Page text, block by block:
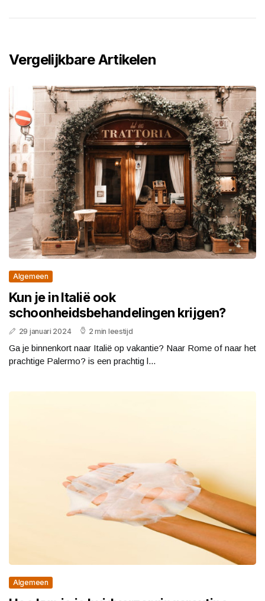
Vergelijkbare Artikelen
Algemeen
Kun je in Italië ook
schoonheidsbehandelingen krijgen?
29 januari 2024 2 min leestijd
Ga je binnenkort naar Italië op vakantie? Naar Rome of naar het
prachtige Palermo? is een prachtig l...
Algemeen